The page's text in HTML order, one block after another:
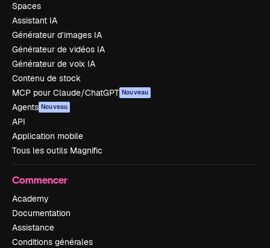
Spaces
Assistant IA
Générateur d’images IA
Générateur de vidéos IA
Générateur de voix IA
Contenu de stock
MCP pour Claude/ChatGPT Nouveau
Agents Nouveau
API
Application mobile
Tous les outils Magnific
Commencer
Academy
Documentation
Assistance
Conditions générales